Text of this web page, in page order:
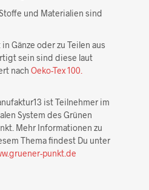
und Materialien sind
Gänze oder zu Teilen aus
sein sind diese laut
nach Oeko-Tex 100.
ist Teilnehmer im
System des Grünen
Mehr Informationen zu
Thema findest Du unter
punkt.de